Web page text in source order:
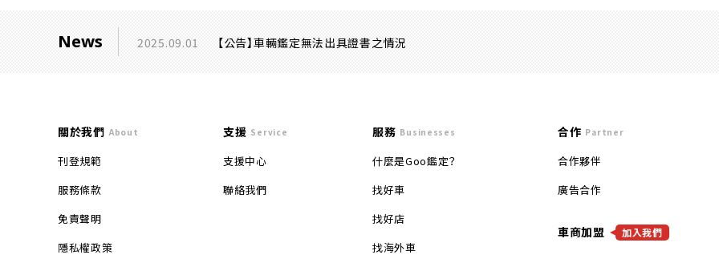
News 2025.09.01 【公告】車輛鑑定無法出具證書之情況
關於我們 About
刊登規範
服務條款
免責聲明
隱私權政策
支援 Service
支援中心
聯絡我們
服務 Businesses
什麼是Goo鑑定？
找好車
找好店
找海外車
合作 Partner
合作夥伴
廣告合作
車商加盟 加入我們